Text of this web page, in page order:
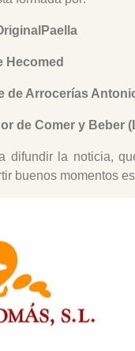
Hecomed
de Arrocerías
de Comer y Beber
difundir la noticia,
buenos momentos